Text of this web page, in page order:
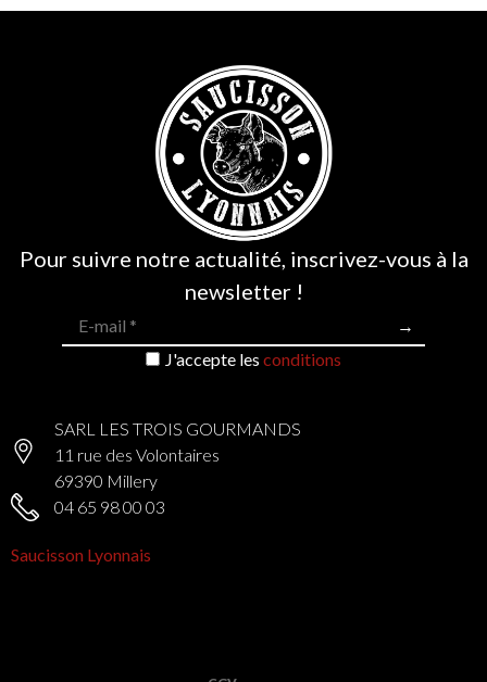
215 avis
Pour suivre notre actualité, inscrivez-vous à la
newsletter !
J'accepte les conditions
SARL LES TROIS GOURMANDS
11 rue des Volontaires
69390 Millery
04 65 98 00 03
Saucisson Lyonnais